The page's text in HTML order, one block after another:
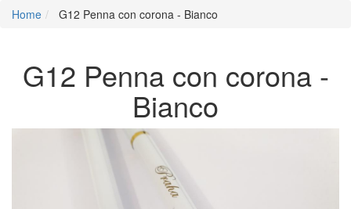
Home G12 Penna con corona - Bianco
G12 Penna con corona -
Bianco